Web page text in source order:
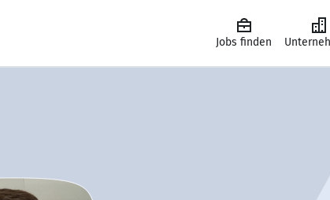
Jobs finden